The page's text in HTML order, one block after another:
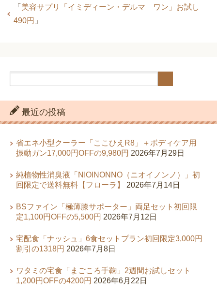
「 美容サプリ「イミディーン・デルマ ワン」お試し
490円 」
最近の投稿
省エネ小型クーラー「ここひえR8」＋ボディケア用
振動ガン17,000円OFFの9,980円 2026年7月29日
純植物性消臭液「NIOINONNO（ニオイノンノ）」初
回限定で送料無料【フローラ】
2026年7月14日
BSファイン「極薄膝サポーター」両足セット初回限
定1,100円OFFの5,500円 2026年7月12日
宅配食「ナッシュ」6食セットプラン初回限定3,000円
割引の1318円 2026年7月8日
ワタミの宅食「まごころ手鞠」2週間お試しセット
1,200円OFFの4200円 2026年6月22日